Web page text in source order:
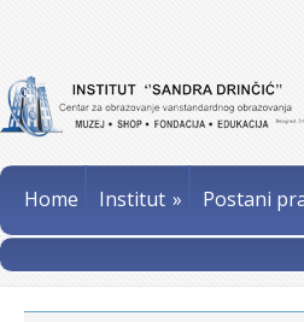
Home Institut » Postani